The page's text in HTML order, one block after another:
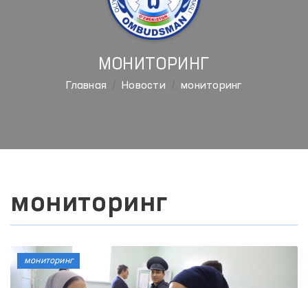
МОНИТОРИНГ
Главная Новости мониторинг
мониторинг
мониторинг